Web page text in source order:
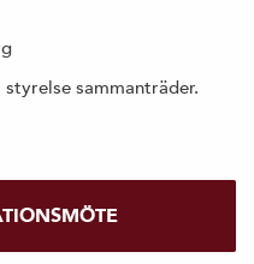
sammanträder.